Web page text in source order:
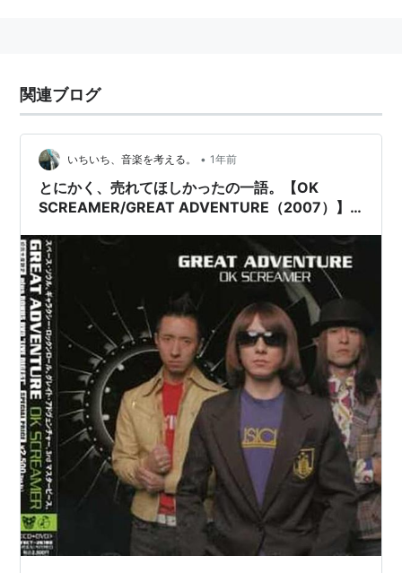
デント・レーベルApple Paint Factoryより
『ROWB.e.p.』で2003年11月デビュー。2004年7月に
は1stアルバム『GREAT&FUNKY』を発表。
同作品は新録を追加し、EMI／レザボア・レコーズよ
り、『GREAT&FUNKY-Reservoir Edition-』としてリイ
シューされる。
同年11月には早くも2ndアルバム『ROCKS』をリリー
ス、同アルバムからは「Any Place Rocks」がD
ocomo関西タイアップ／全国各局FMパワープレイを獲
得し、スマッシュ・ヒット。
2006年にはサッカーゲーム「ウイニングイレブン」を
セレブレイトしたコンピ『WE LOVE WE [WE LOVE
Winning Eleven]』
に「THE AUDIENCE」を提供、さらにシングルとして
『WHERE’S THE SOUL』、『 SPACE MEN
』をリリー
ス。
これら3曲を収録した3rdアルバム『OK
SCREAMER(DVD付)』を、翌2007年1月に発表する。
2007年は、バンドにとって過去最大本数となるライヴ
関連ブログ
いちいち、音楽を考える。 • 1年前
とにかく、売れてほしかったの一語。【OK
SCREAMER/GREAT ADVENTURE（2007）】